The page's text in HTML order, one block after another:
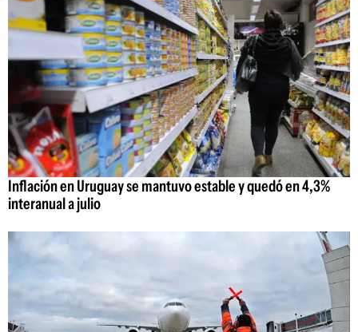
Inflación en Uruguay se mantuvo estable y quedó en 4,3%
interanual a julio